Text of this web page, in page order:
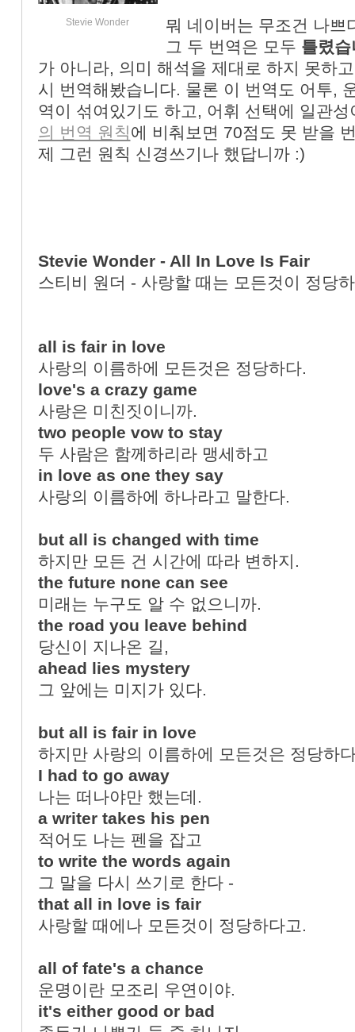
Stevie Wonder
뭐 네이버는 무조건 나쁘
그 두 번역은 모두 틀렸습
가 아니라, 의미 해석을 제대로 하지 못하
시 번역해봤습니다. 물론 이 번역도 어투,
역이 섞여있기도 하고, 어휘 선택에 일관
의 번역 원칙에 비춰보면 70점도 못 받을
제 그런 원칙 신경쓰기나 했답니까 :)
Stevie Wonder - All In Love Is Fair
스티비 원더 - 사랑할 때는 모든것이 정당
all is fair in love
사랑의 이름하에 모든것은 정당하다.
love's a crazy game
사랑은 미친짓이니까.
two people vow to stay
두 사람은 함께하리라 맹세하고
in love as one they say
사랑의 이름하에 하나라고 말한다.
but all is changed with time
하지만 모든 건 시간에 따라 변하지.
the future none can see
미래는 누구도 알 수 없으니까.
the road you leave behind
당신이 지나온 길,
ahead lies mystery
그 앞에는 미지가 있다.
but all is fair in love
하지만 사랑의 이름하에 모든것은 정당하
I had to go away
나는 떠나야만 했는데.
a writer takes his pen
적어도 나는 펜을 잡고
to write the words again
그 말을 다시 쓰기로 한다 -
that all in love is fair
사랑할 때에나 모든것이 정당하다고.
all of fate's a chance
운명이란 모조리 우연이야.
it's either good or bad